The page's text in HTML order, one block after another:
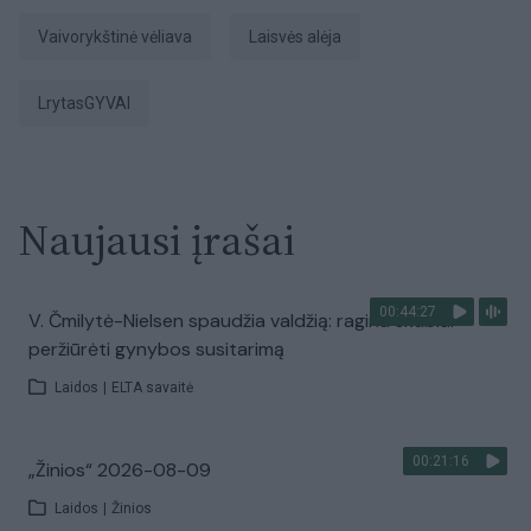
vaivorykštinė vėliava Laisvės alėja
LrytasGYVAI
Naujausi įrašai
00:44:27
V. Čmilytė-Nielsen spaudžia valdžią: ragina skubiai
peržiūrėti gynybos susitarimą
Laidos ELTA savaitė
00:21:16
„Žinios“ 2026-08-09
Laidos Žinios